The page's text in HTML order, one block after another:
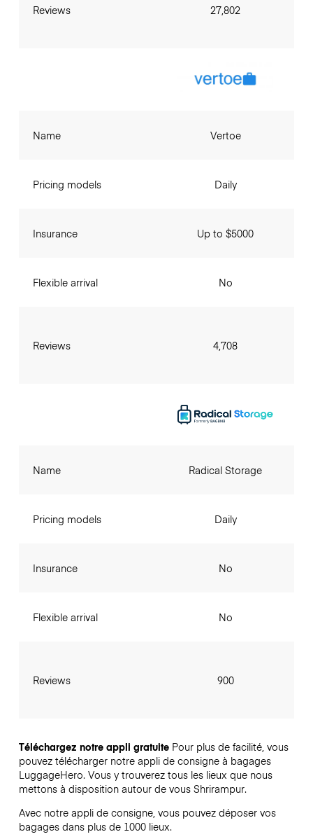
Reviews 27,802
Name
Pricing models
Insurance
Flexible arrival
Reviews
Vertoe
Daily
Up to $5000
No
4,708
Name
Pricing models
Insurance
Flexible arrival
Reviews
Radical Storage
Daily
No
No
900
Téléchargez notre appli gratuite Pour plus de facilité, vous
pouvez télécharger notre appli de consigne à bagages
LuggageHero. Vous y trouverez tous les lieux que nous
mettons à disposition autour de vous Shrirampur.
Avec notre appli de consigne, vous pouvez déposer vos
bagages dans plus de 1000 lieux.